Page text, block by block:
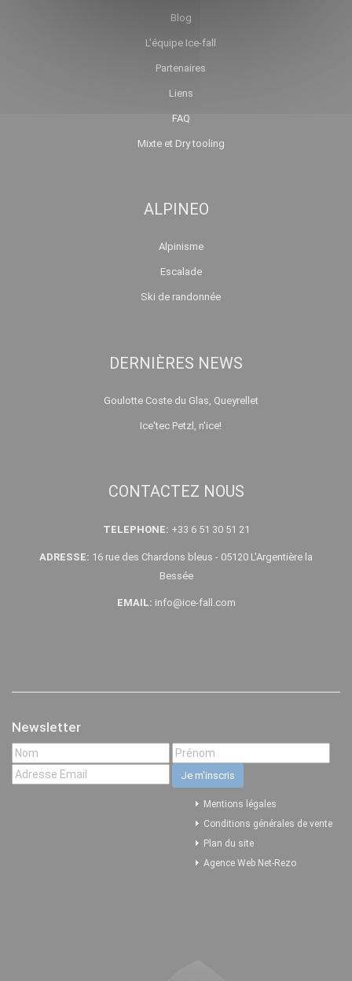
Blog
L'équipe Ice-fall
Partenaires
Liens
FAQ
Mixte et Dry tooling
ALPINEO
Alpinisme
Escalade
Ski de randonnée
DERNIÈRES NEWS
Goulotte Coste du Glas, Queyrellet
Ice'tec Petzl, n'ice!
CONTACTEZ NOUS
TELEPHONE: +33 6 51 30 51 21
ADRESSE: 16 rue des Chardons bleus - 05120 L'Argentière la
Bessée
EMAIL: info@ice-fall.com
Newsletter
Mentions légales
Conditions générales de vente
Plan du site
Agence Web Net-Rezo